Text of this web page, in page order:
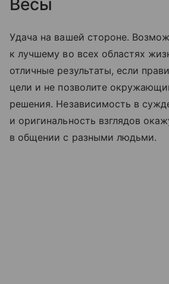
Весы
Удача на вашей стороне.
к лучшему во всех областях
отличные результаты, если
цели и не позволите
решения. Независимость в
и оригинальность взглядов
в общении с разными людьми.